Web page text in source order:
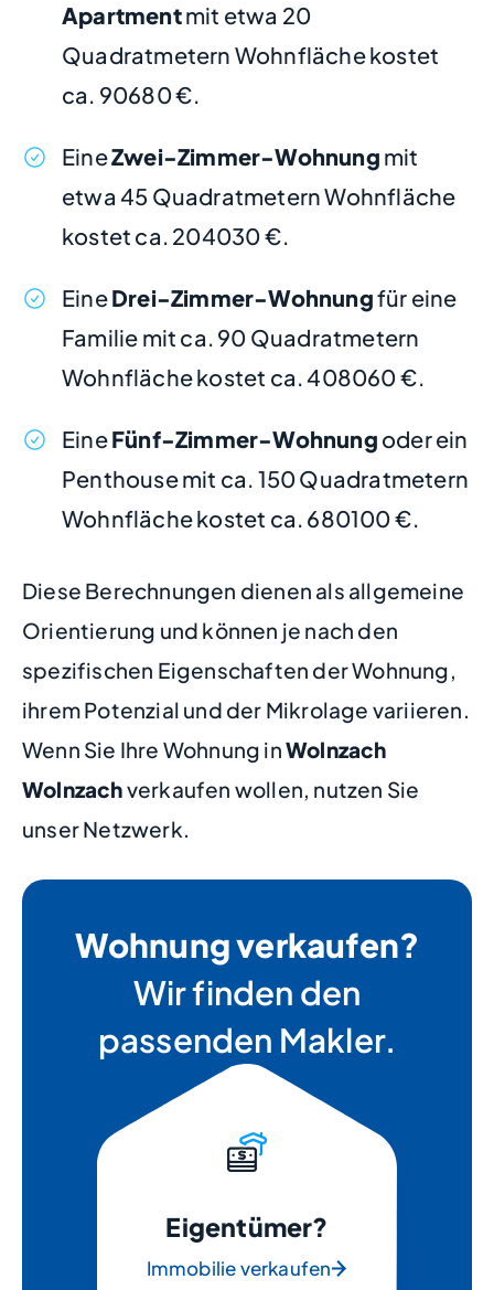
Apartmentmit etwa 20
Quadratmetern Wohnfläche kostet
ca. 90680 €.
EineZwei-Zimmer-Wohnung mit
etwa 45 Quadratmetern Wohnfläche
kostet ca. 204030 €.
EineDrei-Zimmer-Wohnungfür eine
Familie mit ca. 90 Quadratmetern
Wohnfläche kostet ca. 408060 €.
EineFünf-Zimmer-Wohnung oder ein
Penthouse mit ca. 150 Quadratmetern
Wohnfläche kostet ca. 680100 €.
Diese Berechnungen dienen als allgemeine
Orientierung und können je nach den
spezifischen Eigenschaften der Wohnung,
ihrem Potenzial und der Mikrolage variieren.
Wenn Sie Ihre Wohnung inWolnzach
Wolnzachverkaufen wollen, nutzen Sie
unser Netzwerk.
Wohnung verkaufen?
Wir finden den
passenden Makler.
Eigentümer?
Immobilie verkaufen